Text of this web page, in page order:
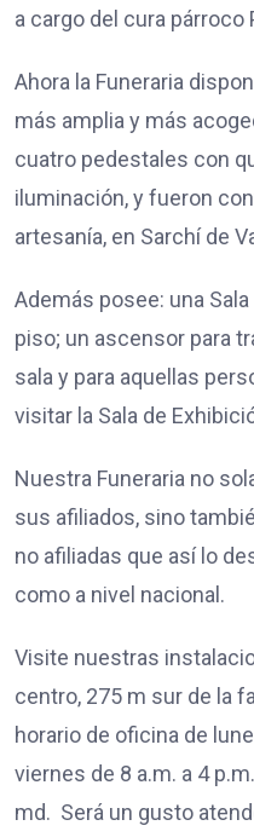
a cargo del cura párroco
Ahora la Funeraria
más amplia y más
cuatro pedestales con
iluminación, y fueron
artesanía, en Sarchí de
Además posee: una
piso; un ascensor para
sala y para aquellas
visitar la Sala de
Nuestra Funeraria no
sus afiliados, sino
no afiliadas que así lo
como a nivel nacional.
Visite nuestras
centro, 275 m sur de la
horario de oficina de
viernes de 8 a.m. a 4
md. Será un gusto